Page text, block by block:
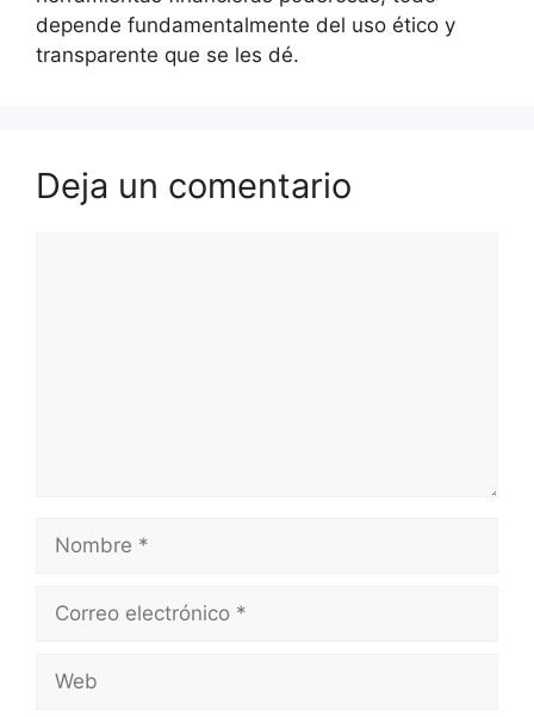
depende fundamentalmente del uso ético y
transparente que se les dé.
Deja un comentario
Nombre
Correo
Web